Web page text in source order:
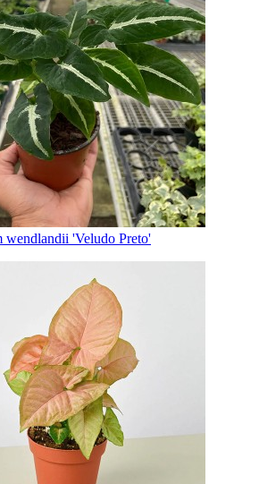
wendlandii 'Veludo Preto'